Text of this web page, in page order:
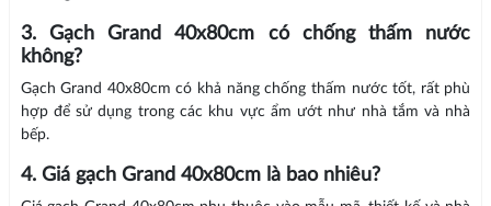
3. Gạch Grand 40x80cm có chống thấm nước
không?
Gạch Grand 40x80cm có khả năng chống thấm nước tốt, rất phù
hợp để sử dụng trong các khu vực ẩm ướt như nhà tắm và nhà
bếp.
4. Giá gạch Grand 40x80cm là bao nhiêu?